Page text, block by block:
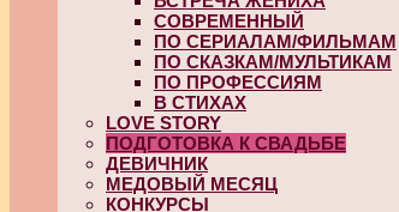
СОВРЕМЕННЫЙ
ПО СЕРИАЛАМ/ФИЛЬМАМ
ПО СКАЗКАМ/МУЛЬТИКАМ
ПО ПРОФЕССИЯМ
В СТИХАХ
LOVE STORY
ПОДГОТОВКА К СВАДЬБЕ
ДЕВИЧНИК
МЕДОВЫЙ МЕСЯЦ
КОНКУРСЫ